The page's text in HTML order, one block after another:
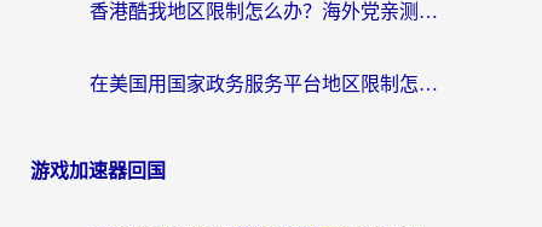
香港酷我地区限制怎么办？海外党亲测有效的回国加速方案来了
在美国用国家政务服务平台地区限制怎么办？海外华人必备的突破攻略（附追剧看片技巧）
游戏加速器回国